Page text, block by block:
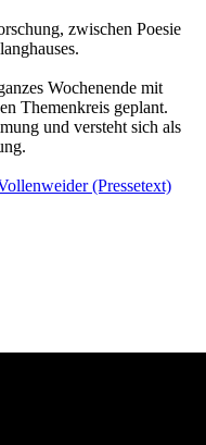
zwischen Poesie
Wochenende mit
Themenkreis geplant.
und versteht sich als
(Pressetext)